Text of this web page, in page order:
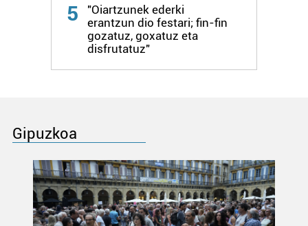
5
"Oiartzunek ederki
erantzun dio festari; fin-fin
gozatuz, goxatuz eta
disfrutatuz"
Gipuzkoa